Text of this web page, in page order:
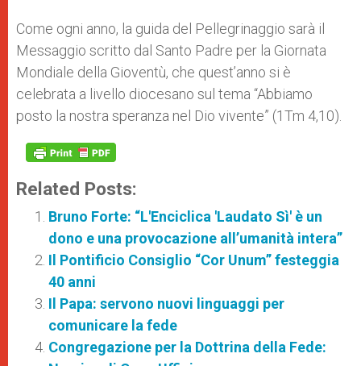
Come ogni anno, la guida del Pellegrinaggio sarà il
Messaggio scritto dal Santo Padre per la Giornata
Mondiale della Gioventù, che quest’anno si è
celebrata a livello diocesano sul tema “Abbiamo
posto la nostra speranza nel Dio vivente” (1Tm 4,10).
Related Posts:
Bruno Forte: “L'Enciclica 'Laudato Sì' è un
dono e una provocazione all’umanità intera”
Il Pontificio Consiglio “Cor Unum” festeggia
40 anni
Il Papa: servono nuovi linguaggi per
comunicare la fede
Congregazione per la Dottrina della Fede: